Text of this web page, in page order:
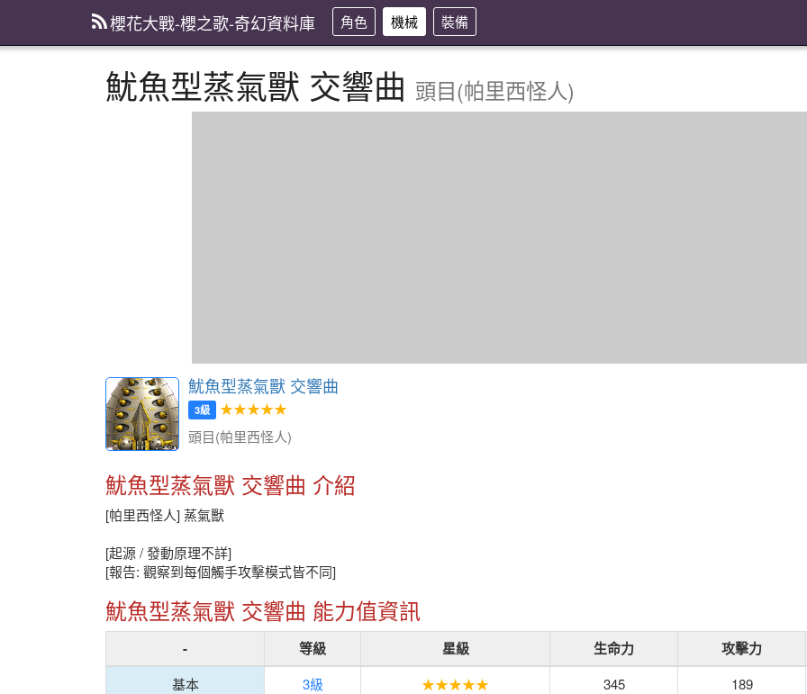
櫻花大戰-櫻之歌-奇幻資料庫 角色 機械 裝備
魷魚型蒸氣獸 交響曲 頭目(帕里西怪人)
魷魚型蒸氣獸 交響曲
3級
★★★★★
頭目(帕里西怪人)
魷魚型蒸氣獸 交響曲 介紹
[帕里西怪人] 蒸氣獸
[起源 / 發動原理不詳]
[報告: 觀察到每個觸手攻擊模式皆不同]
魷魚型蒸氣獸 交響曲 能力值資訊
- 等級 星級 生命力 攻擊力
基本 3級 ★★★★★ 345 189